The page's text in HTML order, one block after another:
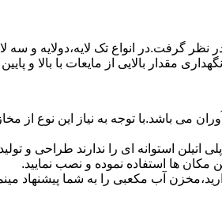
مقدار بالایی از مایعات با بالا و پایین
افتخارات تولیدی ایده نوآوران می باشد.با
استوانه ای را ندارند طراحی و
مکان ها استفاده نموده و نصب نمایید.
آب مکعبی را به شما پیشنهاد